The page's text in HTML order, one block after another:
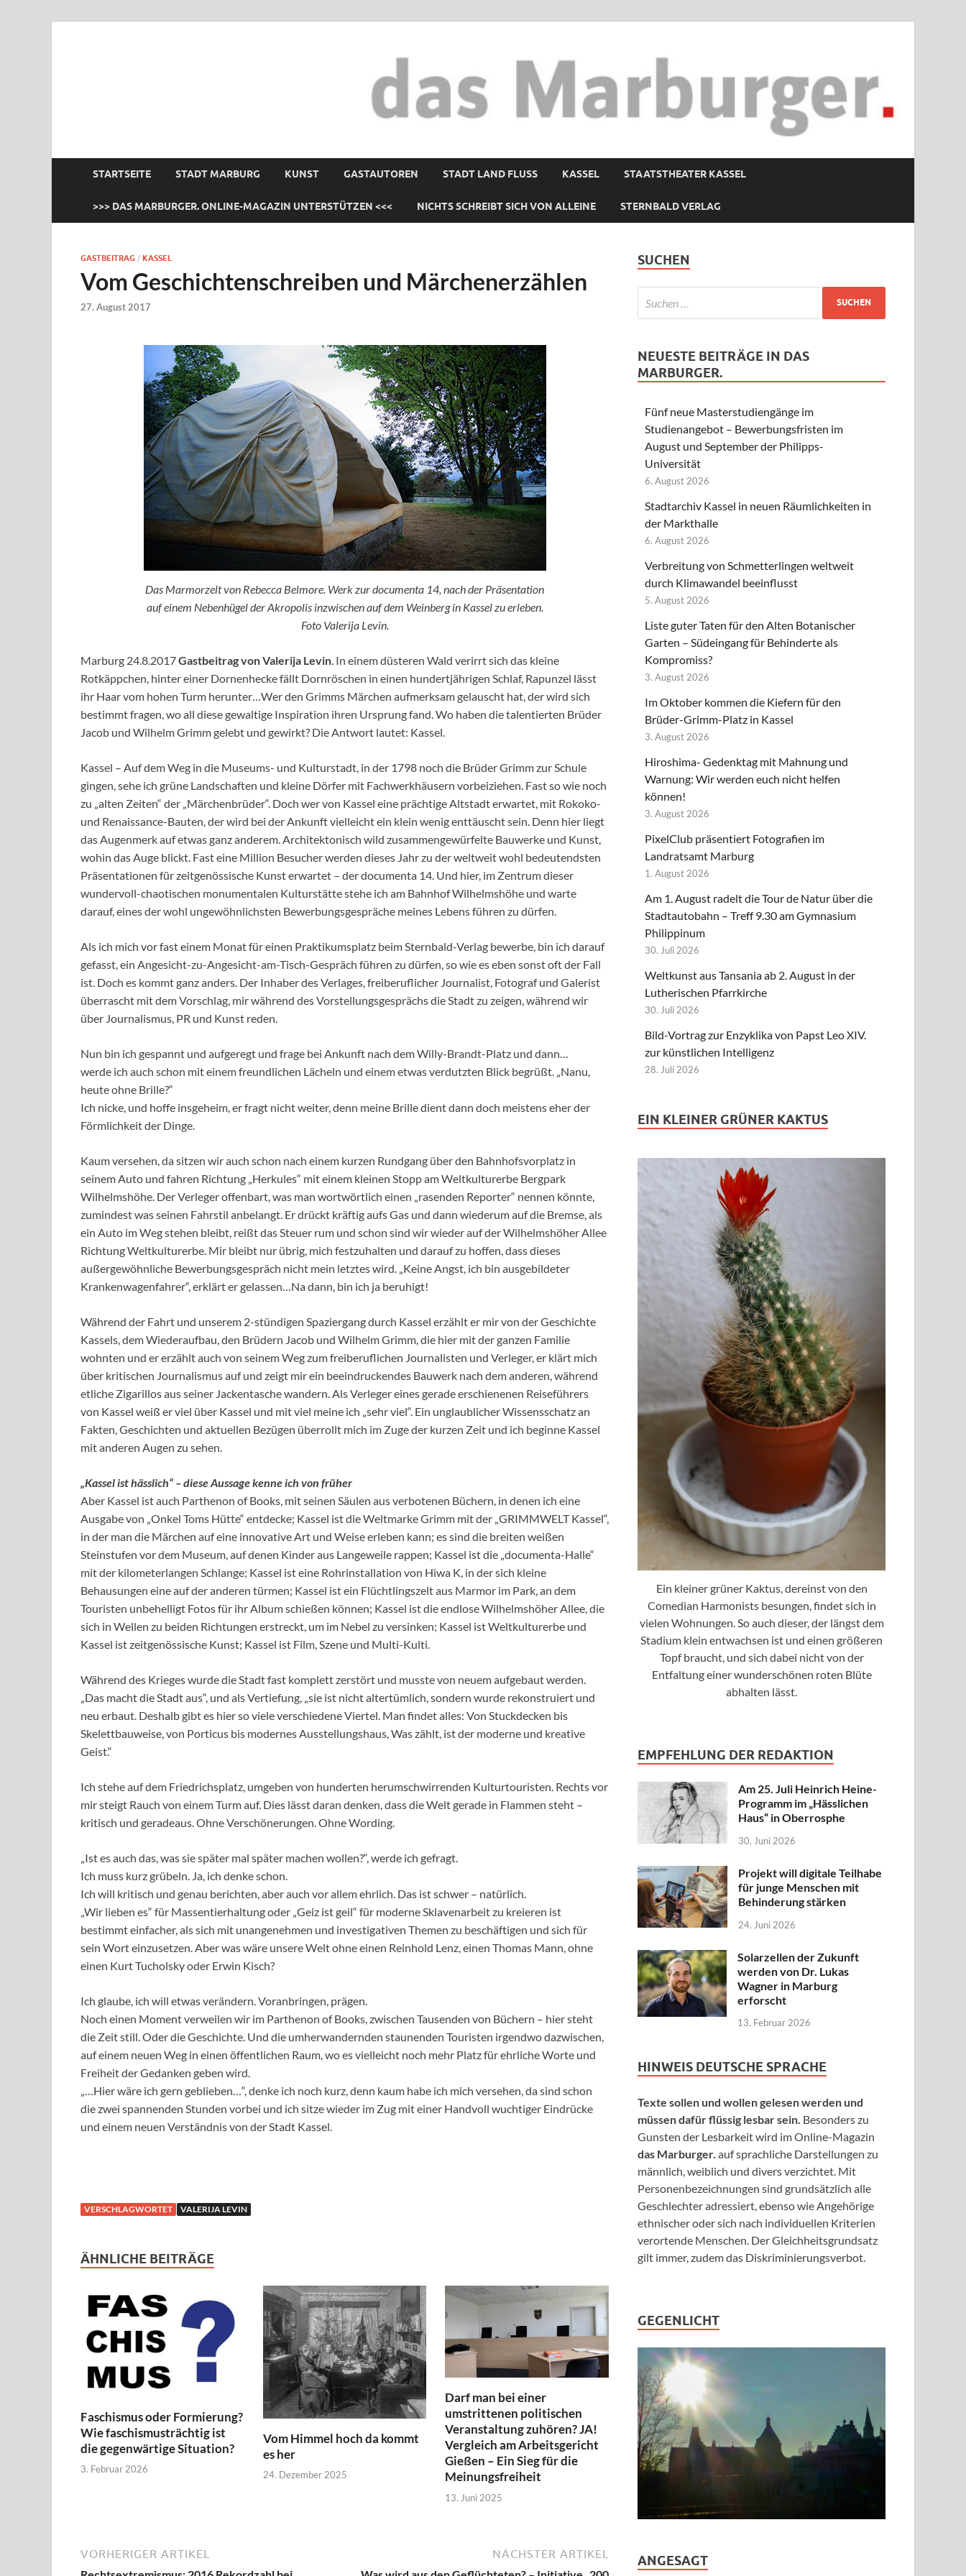
STARTSEITE STADT MARBURG KUNST GASTAUTOREN STADT LAND FLUSS KASSEL STAATSTHEATER KASSEL
>>> DAS MARBURGER. ONLINE-MAGAZIN UNTERSTÜTZEN <<< NICHTS SCHREIBT SICH VON ALLEINE STERNBALD VERLAG
GASTBEITRAG / KASSEL
Vom Geschichtenschreiben und Märchenerzählen
27. August 2017
Das Marmorzelt von Rebecca Belmore. Werk zur documenta 14, nach der Präsentation
auf einem Nebenhügel der Akropolis inzwischen auf dem Weinberg in Kassel zu erleben.
Foto Valerija Levin.
Marburg 24.8.2017Gastbeitrag von Valerija Levin. In einem düsteren Wald verirrt sich das kleine
Rotkäppchen, hinter einer Dornenhecke fällt Dornröschen in einen hundertjährigen Schlaf, Rapunzel lässt
ihr Haar vom hohen Turm herunter…Wer den Grimms Märchen aufmerksam gelauscht hat, der wird sich
bestimmt fragen, wo all diese gewaltige Inspiration ihren Ursprung fand. Wo haben die talentierten Brüder
Jacob und Wilhelm Grimm gelebt und gewirkt? Die Antwort lautet: Kassel.
Kassel – Auf dem Weg in die Museums- und Kulturstadt, in der 1798 noch die Brüder Grimm zur Schule
gingen, sehe ich grüne Landschaften und kleine Dörfer mit Fachwerkhäusern vorbeiziehen. Fast so wie noch
zu „alten Zeiten“ der „Märchenbrüder“. Doch wer von Kassel eine prächtige Altstadt erwartet, mit Rokoko-
und Renaissance-Bauten, der wird bei der Ankunft vielleicht ein klein wenig enttäuscht sein. Denn hier liegt
das Augenmerk auf etwas ganz anderem. Architektonisch wild zusammengewürfelte Bauwerke und Kunst,
wohin das Auge blickt. Fast eine Million Besucher werden dieses Jahr zu der weltweit wohl bedeutendsten
Präsentationen für zeitgenössische Kunst erwartet – der documenta 14. Und hier, im Zentrum dieser
wundervoll-chaotischen monumentalen Kulturstätte stehe ich am Bahnhof Wilhelmshöhe und warte
darauf, eines der wohl ungewöhnlichsten Bewerbungsgespräche meines Lebens führen zu dürfen.
Als ich mich vor fast einem Monat für einen Praktikumsplatz beim Sternbald-Verlag bewerbe, bin ich darauf
gefasst, ein Angesicht-zu-Angesicht-am-Tisch-Gespräch führen zu dürfen, so wie es eben sonst oft der Fall
ist. Doch es kommt ganz anders. Der Inhaber des Verlages, freiberuflicher Journalist, Fotograf und Galerist
überrascht mit dem Vorschlag, mir während des Vorstellungsgesprächs die Stadt zu zeigen, während wir
über Journalismus, PR und Kunst reden.
Nun bin ich gespannt und aufgeregt und frage bei Ankunft nach dem Willy-Brandt-Platz und dann…
werde ich auch schon mit einem freundlichen Lächeln und einem etwas verdutzten Blick begrüßt. „Nanu,
heute ohne Brille?“
Ich nicke, und hoffe insgeheim, er fragt nicht weiter, denn meine Brille dient dann doch meistens eher der
Förmlichkeit der Dinge.
Kaum versehen, da sitzen wir auch schon nach einem kurzen Rundgang über den Bahnhofsvorplatz in
seinem Auto und fahren Richtung „Herkules“ mit einem kleinen Stopp am Weltkulturerbe Bergpark
Wilhelmshöhe. Der Verleger offenbart, was man wortwörtlich einen „rasenden Reporter“ nennen könnte,
zumindest was seinen Fahrstil anbelangt. Er drückt kräftig aufs Gas und dann wiederum auf die Bremse, als
ein Auto im Weg stehen bleibt, reißt das Steuer rum und schon sind wir wieder auf der Wilhelmshöher Allee
Richtung Weltkulturerbe. Mir bleibt nur übrig, mich festzuhalten und darauf zu hoffen, dass dieses
außergewöhnliche Bewerbungsgespräch nicht mein letztes wird. „Keine Angst, ich bin ausgebildeter
Krankenwagenfahrer“, erklärt er gelassen…Na dann, bin ich ja beruhigt!
Während der Fahrt und unserem 2-stündigen Spaziergang durch Kassel erzählt er mir von der Geschichte
Kassels, dem Wiederaufbau, den Brüdern Jacob und Wilhelm Grimm, die hier mit der ganzen Familie
wohnten und er erzählt auch von seinem Weg zum freiberuflichen Journalisten und Verleger, er klärt mich
über kritischen Journalismus auf und zeigt mir ein beeindruckendes Bauwerk nach dem anderen, während
etliche Zigarillos aus seiner Jackentasche wandern. Als Verleger eines gerade erschienenen Reiseführers
von Kassel weiß er viel über Kassel und mit viel meine ich „sehr viel“. Ein unglaublicher Wissensschatz an
Fakten, Geschichten und aktuellen Bezügen überrollt mich im Zuge der kurzen Zeit und ich beginne Kassel
mit anderen Augen zu sehen.
„Kassel ist hässlich“ – diese Aussage kenne ich von früher
Aber Kassel ist auch Parthenon of Books, mit seinen Säulen aus verbotenen Büchern, in denen ich eine
Ausgabe von „Onkel Toms Hütte“ entdecke; Kassel ist die Weltmarke Grimm mit der „GRIMMWELT Kassel“,
in der man die Märchen auf eine innovative Art und Weise erleben kann; es sind die breiten weißen
Steinstufen vor dem Museum, auf denen Kinder aus Langeweile rappen; Kassel ist die „documenta-Halle“
mit der kilometerlangen Schlange; Kassel ist eine Rohrinstallation von Hiwa K, in der sich kleine
Behausungen eine auf der anderen türmen; Kassel ist ein Flüchtlingszelt aus Marmor im Park, an dem
Touristen unbehelligt Fotos für ihr Album schießen können; Kassel ist die endlose Wilhelmshöher Allee, die
sich in Wellen zu beiden Richtungen erstreckt, um im Nebel zu versinken; Kassel ist Weltkulturerbe und
Kassel ist zeitgenössische Kunst; Kassel ist Film, Szene und Multi-Kulti.
Während des Krieges wurde die Stadt fast komplett zerstört und musste von neuem aufgebaut werden.
„Das macht die Stadt aus“, und als Vertiefung, „sie ist nicht altertümlich, sondern wurde rekonstruiert und
neu erbaut. Deshalb gibt es hier so viele verschiedene Viertel. Man findet alles: Von Stuckdecken bis
Skelettbauweise, von Porticus bis modernes Ausstellungshaus, Was zählt, ist der moderne und kreative
Geist.“
Ich stehe auf dem Friedrichsplatz, umgeben von hunderten herumschwirrenden Kulturtouristen. Rechts vor
mir steigt Rauch von einem Turm auf. Dies lässt daran denken, dass die Welt gerade in Flammen steht –
kritisch und geradeaus. Ohne Verschönerungen. Ohne Wording.
„Ist es auch das, was sie später mal später machen wollen?“, werde ich gefragt.
Ich muss kurz grübeln. Ja, ich denke schon.
Ich will kritisch und genau berichten, aber auch vor allem ehrlich. Das ist schwer – natürlich.
„Wir lieben es“ für Massentierhaltung oder „Geiz ist geil“ für moderne Sklavenarbeit zu kreieren ist
bestimmt einfacher, als sich mit unangenehmen und investigativen Themen zu beschäftigen und sich für
sein Wort einzusetzen. Aber was wäre unsere Welt ohne einen Reinhold Lenz, einen Thomas Mann, ohne
einen Kurt Tucholsky oder Erwin Kisch?
Ich glaube, ich will etwas verändern. Voranbringen, prägen.
Noch einen Moment verweilen wir im Parthenon of Books, zwischen Tausenden von Büchern – hier steht
die Zeit still. Oder die Geschichte. Und die umherwandernden staunenden Touristen irgendwo dazwischen,
auf einem neuen Weg in einen öffentlichen Raum, wo es vielleicht noch mehr Platz für ehrliche Worte und
Freiheit der Gedanken geben wird.
„…Hier wäre ich gern geblieben…“, denke ich noch kurz, denn kaum habe ich mich versehen, da sind schon
die zwei spannenden Stunden vorbei und ich sitze wieder im Zug mit einer Handvoll wuchtiger Eindrücke
und einem neuen Verständnis von der Stadt Kassel.
VERSCHLAGWORTET VALERIJA LEVIN
ÄHNLICHE BEITRÄGE
Faschismus oder Formierung?
Wie faschismusträchtig ist
die gegenwärtige Situation?
3. Februar 2026
Vom Himmel hoch da kommt
es her
24. Dezember 2025
Darf man bei einer
umstrittenen politischen
Veranstaltung zuhören? JA!
Vergleich am Arbeitsgericht
Gießen – Ein Sieg für die
Meinungsfreiheit
13. Juni 2025
VORHERIGER ARTIKEL NÄCHSTER ARTIKEL
SUCHEN
NEUESTE BEITRÄGE IN DAS
MARBURGER.
Fünf neue Masterstudiengänge im
Studienangebot – Bewerbungsfristen im
August und September der Philipps-
Universität
6. August 2026
Stadtarchiv Kassel in neuen Räumlichkeiten in
der Markthalle
6. August 2026
Verbreitung von Schmetterlingen weltweit
durch Klimawandel beeinflusst
5. August 2026
Liste guter Taten für den Alten Botanischer
Garten – Südeingang für Behinderte als
Kompromiss?
3. August 2026
Im Oktober kommen die Kiefern für den
Brüder-Grimm-Platz in Kassel
3. August 2026
Hiroshima- Gedenktag mit Mahnung und
Warnung: Wir werden euch nicht helfen
können!
3. August 2026
PixelClub präsentiert Fotografien im
Landratsamt Marburg
1. August 2026
Am 1. August radelt die Tour de Natur über die
Stadtautobahn – Treff 9.30 am Gymnasium
Philippinum
30. Juli 2026
Weltkunst aus Tansania ab 2. August in der
Lutherischen Pfarrkirche
30. Juli 2026
Bild-Vortrag zur Enzyklika von Papst Leo XIV.
zur künstlichen Intelligenz
28. Juli 2026
EIN KLEINER GRÜNER KAKTUS
Ein kleiner grüner Kaktus, dereinst von den
Comedian Harmonists besungen, findet sich in
vielen Wohnungen. So auch dieser, der längst dem
Stadium klein entwachsen ist und einen größeren
Topf braucht, und sich dabei nicht von der
Entfaltung einer wunderschönen roten Blüte
abhalten lässt.
EMPFEHLUNG DER REDAKTION
Am 25. Juli Heinrich Heine-
Programm im „Hässlichen
Haus“ in Oberrosphe
30. Juni 2026
Projekt will digitale Teilhabe
für junge Menschen mit
Behinderung stärken
24. Juni 2026
Solarzellen der Zukunft
werden von Dr. Lukas
Wagner in Marburg
erforscht
13. Februar 2026
HINWEIS DEUTSCHE SPRACHE
Texte sollen und wollen gelesen werden und
müssen dafür flüssig lesbar sein. Besonders zu
Gunsten der Lesbarkeit wird im Online-Magazin
das Marburger. auf sprachliche Darstellungen zu
männlich, weiblich und divers verzichtet. Mit
Personenbezeichnungen sind grundsätzlich alle
Geschlechter adressiert, ebenso wie Angehörige
ethnischer oder sich nach individuellen Kriterien
verortende Menschen. Der Gleichheitsgrundsatz
gilt immer, zudem das Diskriminierungsverbot.
GEGENLICHT
ANGESAGT